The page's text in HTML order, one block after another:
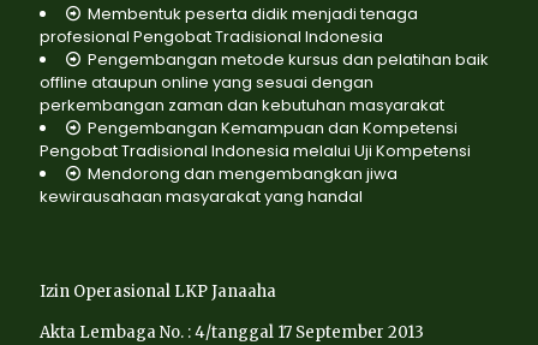
Membentuk peserta didik menjadi tenaga
profesional Pengobat Tradisional Indonesia
Pengembangan metode kursus dan pelatihan baik
offline ataupun online yang sesuai dengan
perkembangan zaman dan kebutuhan masyarakat
Pengembangan Kemampuan dan Kompetensi
Pengobat Tradisional Indonesia melalui Uji Kompetensi
Mendorong dan mengembangkan jiwa
kewirausahaan masyarakat yang handal
Izin Operasional LKP Janaaha
Akta Lembaga No. : 4/tanggal 17 September 2013